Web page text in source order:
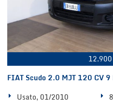
12.900
FIAT Scudo 2.0 MJT 120 CV 9
Usato, 01/2010